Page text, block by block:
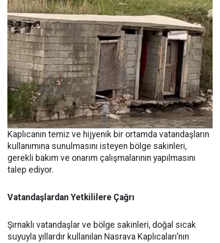
Kaplıcanın temiz ve hijyenik bir ortamda vatandaşların
kullanımına sunulmasını isteyen bölge sakinleri,
gerekli bakım ve onarım çalışmalarının yapılmasını
talep ediyor.
Vatandaşlardan Yetkililere Çağrı
Şırnaklı vatandaşlar ve bölge sakinleri, doğal sıcak
suyuyla yıllardır kullanılan Nasrava Kaplıcaları’nın